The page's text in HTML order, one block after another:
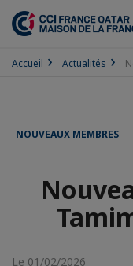
Accueil Actualités
NOUVEAUX MEMBRES
Le 01/02/2026